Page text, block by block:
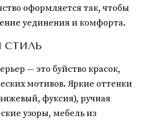
оформляется так, чтобы
уединения и комфорта.
СТИЛЬ
— это буйство красок,
мотивов. Яркие оттенки
фуксия), ручная
узоры, мебель из